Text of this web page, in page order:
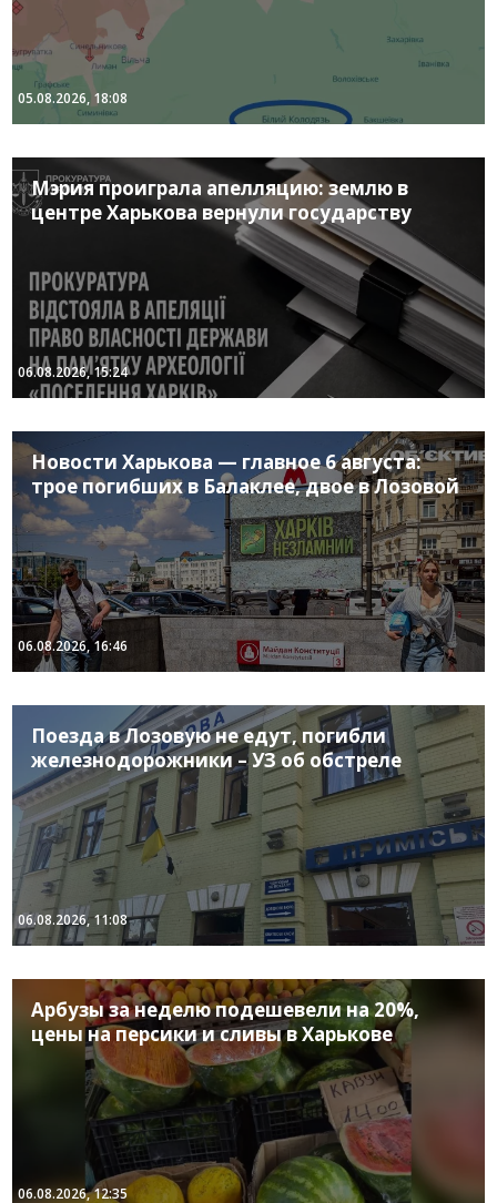
05.08.2026, 18:08
Мэрия проиграла апелляцию: землю в
центре Харькова вернули государству
06.08.2026, 15:24
Новости Харькова — главное 6 августа:
трое погибших в Балаклее, двое в Лозовой
06.08.2026, 16:46
Поезда в Лозовую не едут, погибли
железнодорожники – УЗ об обстреле
06.08.2026, 11:08
Арбузы за неделю подешевели на 20%,
цены на персики и сливы в Харькове
06.08.2026, 12:35